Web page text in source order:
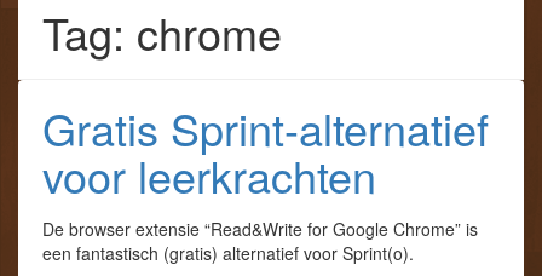
Tag: chrome
Gratis Sprint-alternatief
voor leerkrachten
De browser extensie “Read&Write for Google Chrome” is
een fantastisch (gratis) alternatief voor Sprint(o).